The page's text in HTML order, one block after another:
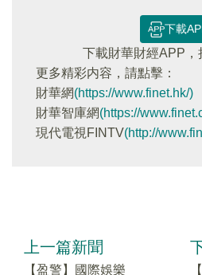
下載
下載財華財經APP，
更多精彩内容，請點擊：
財華網(https://www.finet.hk/)
財華智庫網(https://
現代電視FINTV(http://
上一篇新聞
【盈警】國際娛樂